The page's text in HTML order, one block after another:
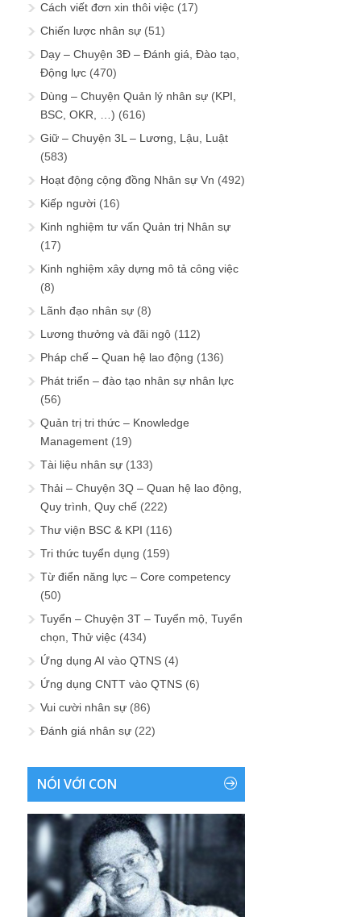
Cách viết đơn xin thôi việc (17)
Chiến lược nhân sự (51)
Dạy – Chuyện 3Đ – Đánh giá, Đào tạo,
Động lực (470)
Dùng – Chuyện Quản lý nhân sự (KPI,
BSC, OKR, …) (616)
Giữ – Chuyện 3L – Lương, Lậu, Luật
(583)
Hoạt động cộng đồng Nhân sự Vn (492)
Kiếp người (16)
Kinh nghiệm tư vấn Quản trị Nhân sự
(17)
Kinh nghiệm xây dựng mô tả công việc
(8)
Lãnh đạo nhân sự (8)
Lương thưởng và đãi ngộ (112)
Pháp chế – Quan hệ lao động (136)
Phát triển – đào tạo nhân sự nhân lực
(56)
Quản trị tri thức – Knowledge
Management (19)
Tài liệu nhân sự (133)
Thải – Chuyện 3Q – Quan hệ lao động,
Quy trình, Quy chế (222)
Thư viện BSC & KPI (116)
Tri thức tuyển dụng (159)
Từ điển năng lực – Core competency
(50)
Tuyển – Chuyện 3T – Tuyển mộ, Tuyển
chọn, Thử việc (434)
Ứng dụng AI vào QTNS (4)
Ứng dụng CNTT vào QTNS (6)
Vui cười nhân sự (86)
Đánh giá nhân sự (22)
NÓI VỚI CON